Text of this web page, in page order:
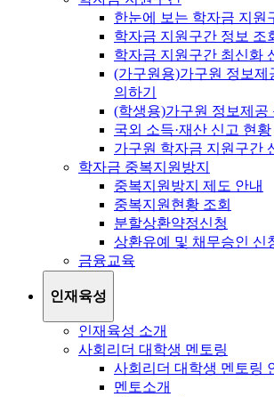
한눈에 보는 학자금 지원
학자금 지원구간 정보 조
학자금 지원구간 최신화
(가구원용)가구원 정보제
의하기
(학생용)가구원 정보제공
국외 소득·재산 신고 현황
가구원 학자금 지원구간
학자금 중복지원방지
중복지원방지 제도 안내
중복지원현황 조회
분할상환약정신청
상환유예 및 채무승인 신
금융교육
인재육성
인재육성 소개
사회리더 대학생 멘토링
사회리더 대학생 멘토링
멘토소개